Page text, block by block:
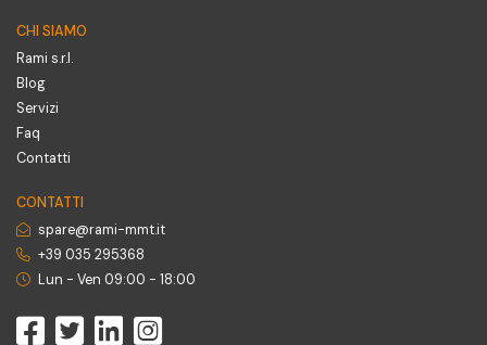
CHI SIAMO
Rami s.r.l.
Blog
Servizi
Faq
Contatti
CONTATTI
spare@rami-mmt.it
+39 035 295368
Lun - Ven 09:00 - 18:00